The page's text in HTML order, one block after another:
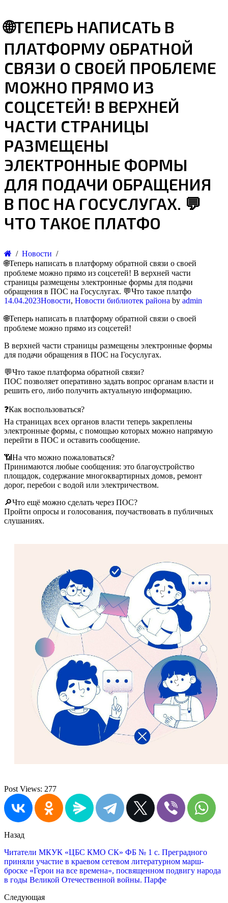
🌐ТЕПЕРЬ НАПИСАТЬ В
ПЛАТФОРМУ ОБРАТНОЙ
СВЯЗИ О СВОЕЙ ПРОБЛЕМЕ
МОЖНО ПРЯМО ИЗ
СОЦСЕТЕЙ! В ВЕРХНЕЙ
ЧАСТИ СТРАНИЦЫ
РАЗМЕЩЕНЫ
ЭЛЕКТРОННЫЕ ФОРМЫ
ДЛЯ ПОДАЧИ ОБРАЩЕНИЯ
В ПОС НА ГОСУСЛУГАХ. 💬
ЧТО ТАКОЕ ПЛАТФО
Новости
🌐Теперь написать в платформу обратной связи о своей
проблеме можно прямо из соцсетей! В верхней части
страницы размещены электронные формы для подачи
обращения в ПОС на Госуслугах. 💬Что такое платфо
14.04.2023Новости, Новости библиотек района by admin
🌐Теперь написать в платформу обратной связи о своей
проблеме можно прямо из соцсетей!
В верхней части страницы размещены электронные формы
для подачи обращения в ПОС на Госуслугах.
💬Что такое платформа обратной связи?
ПОС позволяет оперативно задать вопрос органам власти и
решить его, либо получить актуальную информацию.
❓Как воспользоваться?
На страницах всех органов власти теперь закреплены
электронные формы, с помощью которых можно напрямую
перейти в ПОС и оставить сообщение.
📶На что можно пожаловаться?
Принимаются любые сообщения: это благоустройство
площадок, содержание многоквартирных домов, ремонт
дорог, перебои с водой или электричеством.
🔎Что ещё можно сделать через ПОС?
Пройти опросы и голосования, поучаствовать в публичных
слушаниях.
Post Views: 277
Назад
Читатели МКУК «ЦБС КМО СК» ФБ № 1 с. Преградного
приняли участие в краевом сетевом литературном марш-
броске «Герои на все времена», посвященном подвигу народа
в годы Великой Отечественной войны. Парфе
Следующая